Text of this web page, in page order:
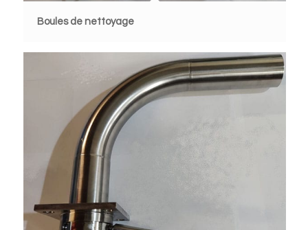
Boules de nettoyage